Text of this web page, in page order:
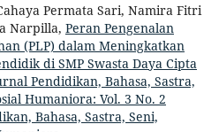
Permata Sari, Namira Fitri
Narpilla, Peran Pengenalan
(PLP) dalam Meningkatkan
di SMP Swasta Daya Cipta
Pendidikan, Bahasa, Sastra,
Humaniora: Vol. 3 No. 2
Bahasa, Sastra, Seni,